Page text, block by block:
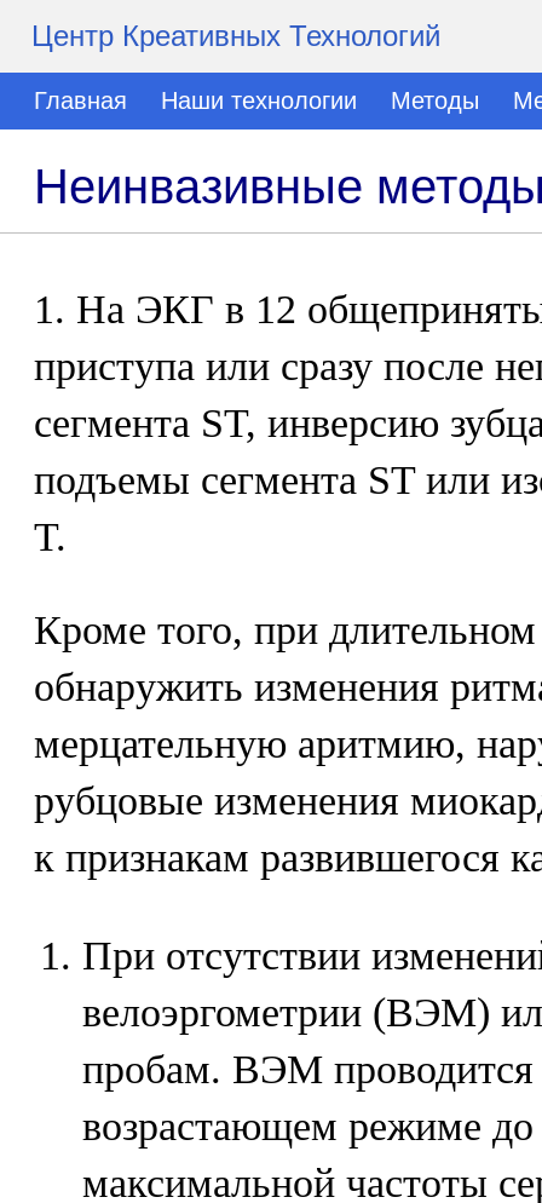
Центр Креативных Технологий
Главная Наши технологии Методы
Неинвазивные
1. На ЭКГ в 12
приступа или сразу после
сегмента ST, инверсию
подъемы сегмента ST или
Т.
Кроме того, при
обнаружить изменения
мерцательную аритмию,
рубцовые изменения
к признакам развившегося
При отсутствии
велоэргометрии (ВЭМ)
пробам. ВЭМ проводится
возрастающем режиме
максимальной частоты